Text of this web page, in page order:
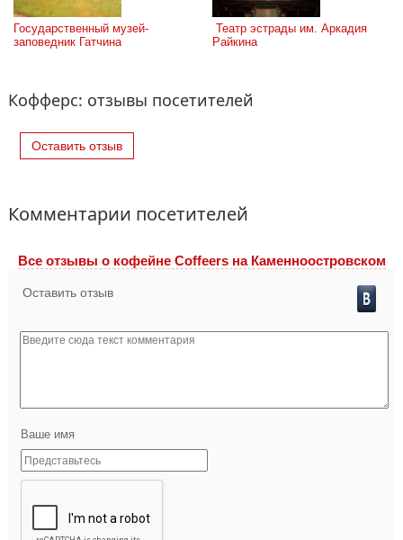
Государственный музей-
заповедник Гатчина
Райкина
Кофферс: отзывы посетителей
Оставить отзыв
Комментарии посетителей
Все отзывы o кофейне Coffeers на Каменноостровском
Оставить отзыв
Ваше имя